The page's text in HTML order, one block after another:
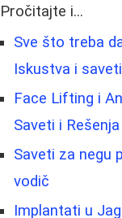
Pročitajte i...
Sve što treba
Iskustva i saveti
Face Lifting i
Saveti i Rešenja
Saveti za negu
vodič
Implantati u